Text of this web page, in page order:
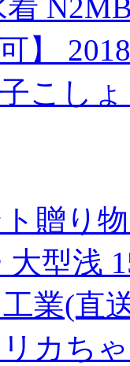
】
こし
贈り
型浅
業(直
カち